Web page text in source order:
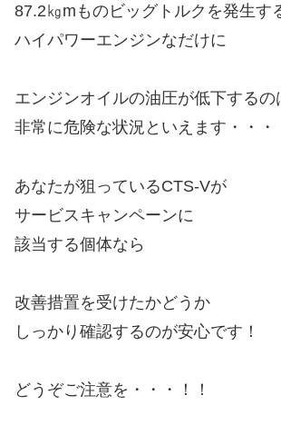
87.2㎏mものビッグトルクを発生す
ハイパワーエンジンなだけに
エンジンオイルの油圧が低下するの
非常に危険な状況といえます・・・
あなたが狙っているCTS-Vが
サービスキャンペーンに
該当する個体なら
改善措置を受けたかどうか
しっかり確認するのが安心です！
どうぞご注意を・・・！！